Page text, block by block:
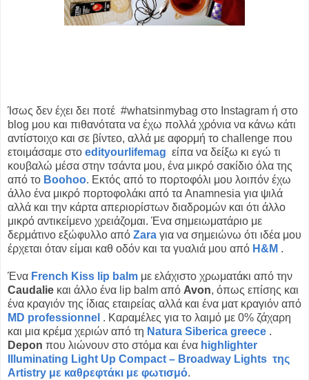
Ίσως δεν έχει δει ποτέ #whatsinmybag στο Instagram ή στο
blog μου και πιθανότατα να έχω πολλά χρόνια να κάνω κάτι
αντίστοιχο και σε βίντεο, αλλά με αφορμή το challenge που
ετοιμάσαμε στο edityourlifemag είπα να δείξω κι εγώ τι
κουβαλώ μέσα στην τσάντα μου, ένα μικρό σακίδιο όλα της
από το Boohoo. Εκτός από το πορτοφόλι μου λοιπόν έχω
άλλο ένα μικρό πορτοφολάκι από τα Anamnesia για ψιλά
αλλά και την κάρτα απεριορίστων διαδρομών και ότι άλλο
μικρό αντικείμενο χρειάζομαι. Ένα σημειωματάριο με
δερμάτινο εξώφυλλο από Zara για να σημειώνω ότι ιδέα μου
έρχεται όταν είμαι καθ οδόν και τα γυαλιά μου από H&M .
Ένα French Kiss lip balm με ελάχιστο χρωματάκι από την
Caudalie και άλλο ένα lip balm από Avon, όπως επίσης και
ένα κραγιόν της ίδιας εταιρείας αλλά και ένα ματ κραγιόν από
MD professionnel . Καραμέλες για το λαιμό με 0% ζάχαρη
και μια κρέμα χεριών από τη Natura Siberica greece .
Depon που λιώνουν στο στόμα και ένα highlighter
Illuminating Light Up Compact – Broadway Lights της
Artistry με καθρεφτάκι με φωτισμό.